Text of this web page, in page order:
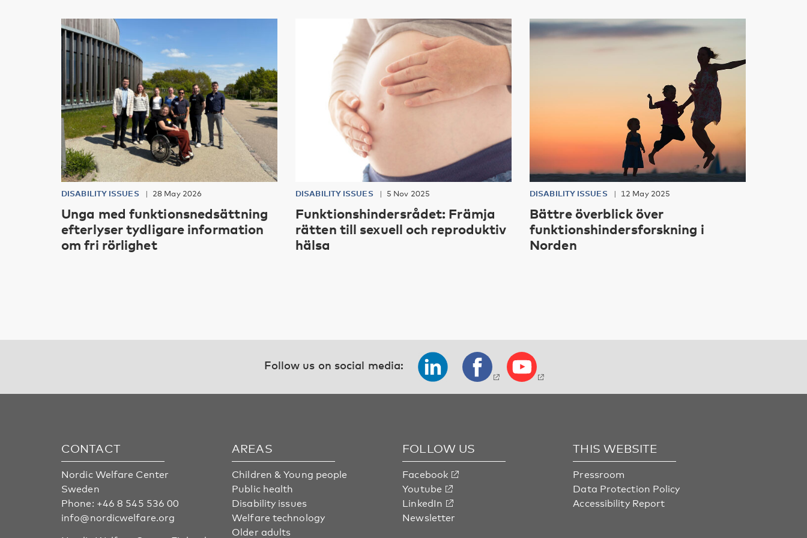
DISABILITY ISSUES 28 May 2026
Unga med funktionsnedsättning
efterlyser tydligare information
om fri rörlighet
DISABILITY ISSUES 5 Nov 2025
Funktionshindersrådet: Främja
rätten till sexuell och reproduktiv
hälsa
DISABILITY ISSUES 12 May 2025
Bättre överblick över
funktionshindersforskning i
Norden
Follow us on social media:
CONTACT
Nordic Welfare Center
Sweden
Phone: +46 8 545 536 00
info@nordicwelfare.org
AREAS
Children & Young people
Public health
Disability issues
Welfare technology
Older adults
FOLLOW US
Facebook
Youtube
LinkedIn
Newsletter
THIS WEBSITE
Pressroom
Data Protection Policy
Accessibility Report